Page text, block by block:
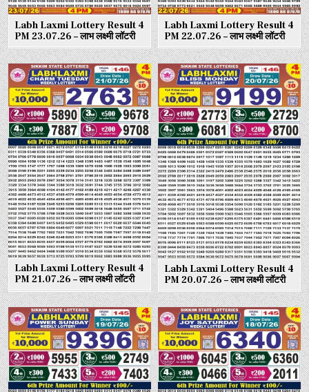
Labh Laxmi Lottery Result 4
PM 23.07.26 – लाभ लक्ष्मी लॉटरी
Labh Laxmi Lottery Result 4
PM 22.07.26 – लाभ लक्ष्मी लॉटरी
Labh Laxmi Lottery Result 4
PM 21.07.26 – लाभ लक्ष्मी लॉटरी
Labh Laxmi Lottery Result 4
PM 20.07.26 – लाभ लक्ष्मी लॉटरी